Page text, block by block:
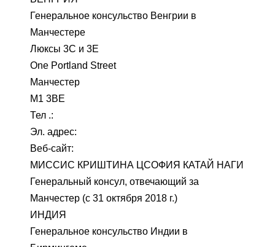
Генеральное консульство Венгрии в
Манчестере
Люксы 3C и 3E
One Portland Street
Манчестер
M1 3BE
Тел .:
Эл. адрес:
Веб-сайт:
МИССИС КРИШТИНА ЦСОФИЯ КАТАЙ НАГИ
Генеральный консул, отвечающий за
Манчестер (с 31 октября 2018 г.)
ИНДИЯ
Генеральное консульство Индии в